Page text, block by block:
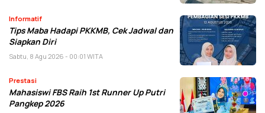
Informatif
Tips Maba Hadapi PKKMB, Cek Jadwal dan
Siapkan Diri
Sabtu, 8 Agu 2026 - 00:01 WITA
Prestasi
Mahasiswi FBS Raih 1st Runner Up Putri
Pangkep 2026